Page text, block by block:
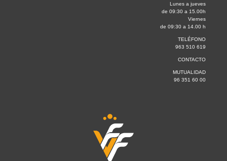
Lunes a jueves
de 09:30 a 15.00h
Viernes
de 09:30 a 14.00 h
TELÉFONO
963 510 619
CONTACTO
MUTUALIDAD
96 351 60 00